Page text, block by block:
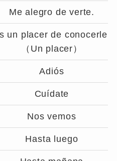
Me alegro de verte.
un placer de conocerle.
（Un placer）
Adiós
Cuídate
Nos vemos
Hasta luego